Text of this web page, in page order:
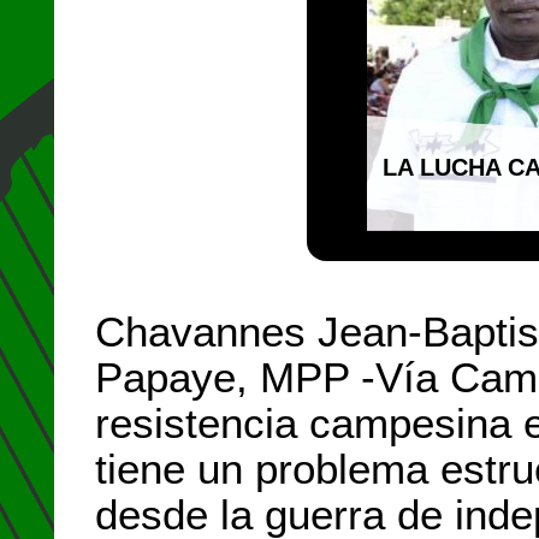
LA LUCHA
Chavannes Jean-
Papaye, MPP -Vía
resistencia campesina
tiene un problema
desde la guerra de